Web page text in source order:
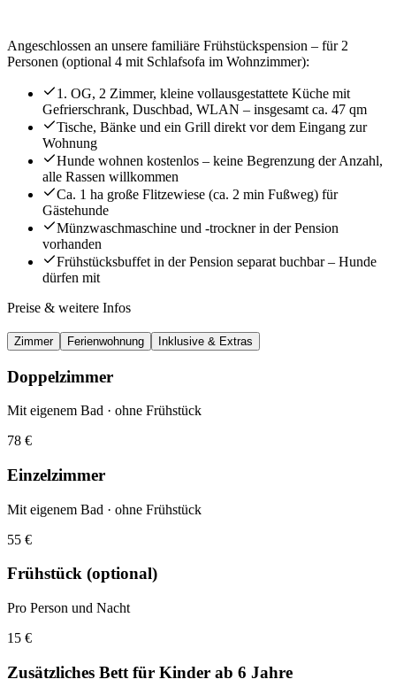
Angeschlossen an unsere familiäre Frühstückspension – für 2
Personen (optional 4 mit Schlafsofa im Wohnzimmer):
1. OG, 2 Zimmer, kleine vollausgestattete Küche mit
Gefrierschrank, Duschbad, WLAN – insgesamt ca. 47 qm
Tische, Bänke und ein Grill direkt vor dem Eingang zur
Wohnung
Hunde wohnen kostenlos – keine Begrenzung der Anzahl,
alle Rassen willkommen
Ca. 1 ha große Flitzewiese (ca. 2 min Fußweg) für
Gästehunde
Münzwaschmaschine und -trockner in der Pension
vorhanden
Frühstücksbuffet in der Pension separat buchbar – Hunde
dürfen mit
Preise & weitere Infos
Zimmer Ferienwohnung Inklusive & Extras
Doppelzimmer
Mit eigenem Bad · ohne Frühstück
78 €
Einzelzimmer
Mit eigenem Bad · ohne Frühstück
55 €
Frühstück (optional)
Pro Person und Nacht
15 €
Zusätzliches Bett für Kinder ab 6 Jahre